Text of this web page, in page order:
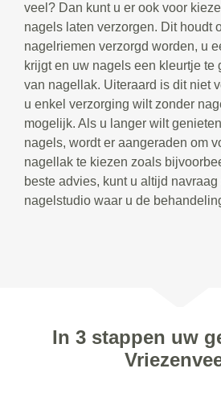
veel? Dan kunt u er ook voor
nagels laten verzorgen. Dit houdt
nagelriemen verzorgd worden, u
krijgt en uw nagels een kleurtje te
van nagellak. Uiteraard is dit niet
u enkel verzorging wilt zonder
mogelijk. Als u langer wilt
nagels, wordt er aangeraden om
nagellak te kiezen zoals
beste advies, kunt u altijd
nagelstudio waar u de
In 3 stappen uw